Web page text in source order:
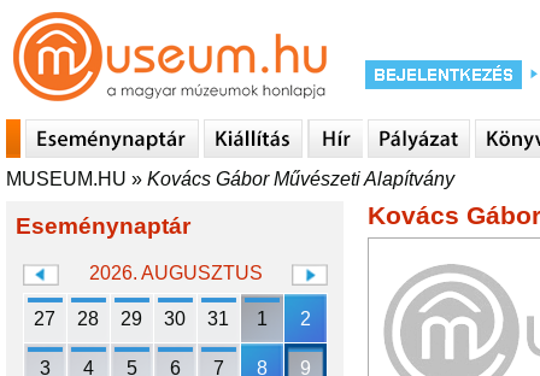
MUSEUM.HU » Kovács Gábor Művészeti Alapítvány
Eseménynaptár
2026. AUGUSZTUS
27 28 29 30 31 1 2
3 4 5 6 7 8 9
Kovács